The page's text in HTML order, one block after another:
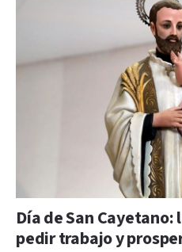
Día de San Cayetano:
pedir trabajo y